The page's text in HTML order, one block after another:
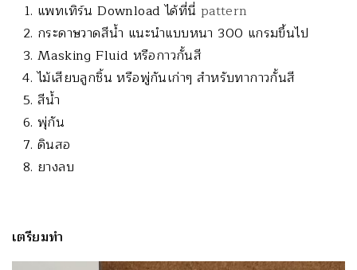
แพทเทิร์น Download ได้ที่นี่ pattern
กระดาษวาดสีน้ำ แนะนำแบบหนา 300 แกรมขึ้นไป
Masking Fluid หรือกาวกั้นสี
ไม้เสียบลูกชิ้น หรือพู่กันเก่าๆ สำหรับทากาวกั้นสี
สีน้ำ
พุ่กัน
ดินสอ
ยางลบ
เตรียมทำ